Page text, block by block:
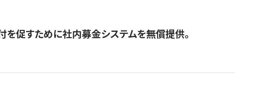
を促すために社内募金システムを無償提供。